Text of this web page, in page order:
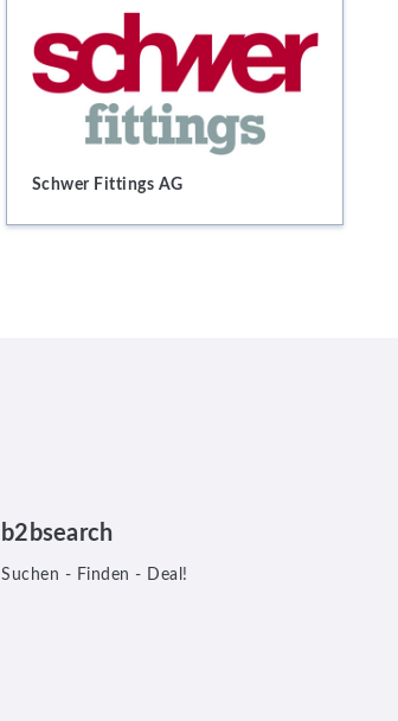
Schwer Fittings AG
b2bsearch
Suchen - Finden - Deal!